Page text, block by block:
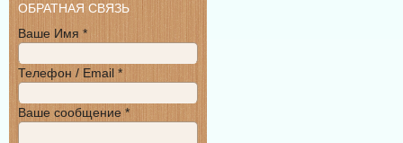
ОБРАТНАЯ СВЯЗЬ
Ваше Имя *
Телефон / Email *
Ваше сообщение *